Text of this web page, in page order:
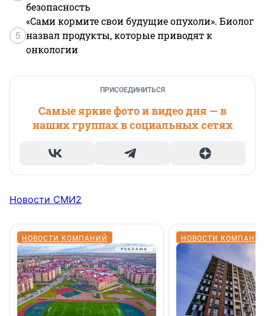
безопасность
5
«Сами кормите свои будущие опухоли». Биолог
назвал продукты, которые приводят к
онкологии
ПРИСОЕДИНИТЬСЯ
Самые яркие фото и видео дня — в
наших группах в социальных сетях
Новости СМИ2
НОВОСТИ КОМПАНИЙ НОВОСТИ